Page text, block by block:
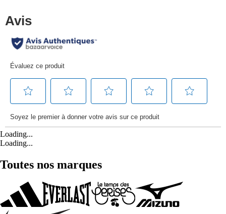
Loading...
Loading...
Toutes nos marques